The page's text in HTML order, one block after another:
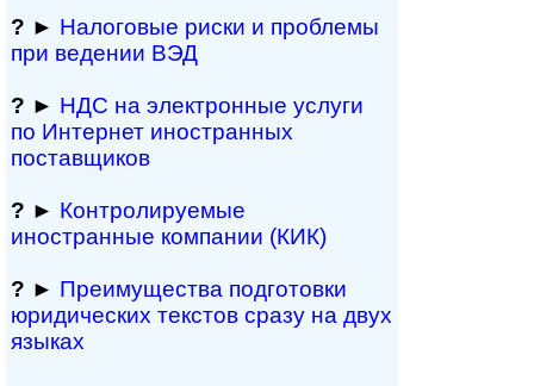
? ► Налоговые риски и проблемы
при ведении ВЭД
? ► НДС на электронные услуги
по Интернет иностранных
поставщиков
? ► Контролируемые
иностранные компании (КИК)
? ► Преимущества под­гото­вки
юри­ди­чес­ких тек­с­тов сразу на двух
языках